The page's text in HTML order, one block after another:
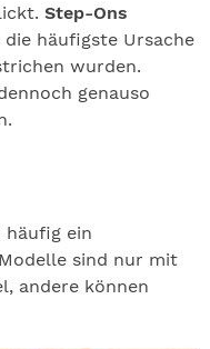
Step-Ons
die häufigste Ursache
wurden.
genauso
häufig ein
sind nur mit
andere können